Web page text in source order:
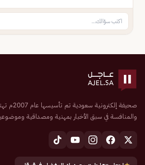
صحيفة
والمنافسة في سبق الأخبار بمهنية ومصداقية